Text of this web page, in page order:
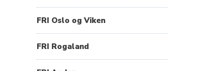
FRI Oslo og Viken
FRI Rogaland